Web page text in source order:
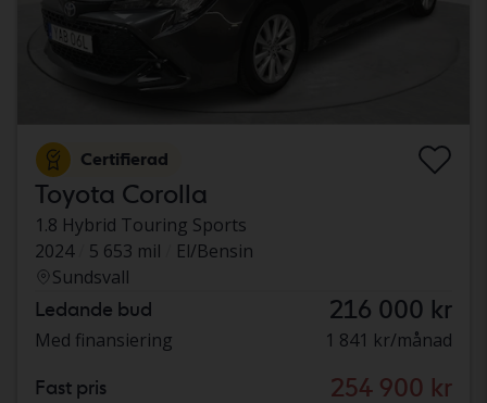
Certifierad
Toyota Corolla
1.8 Hybrid Touring Sports
2024
5 653 mil
El/Bensin
Sundsvall
Ledande bud 216 000 kr
Med finansiering 1 841 kr/månad
Fast pris 254 900 kr